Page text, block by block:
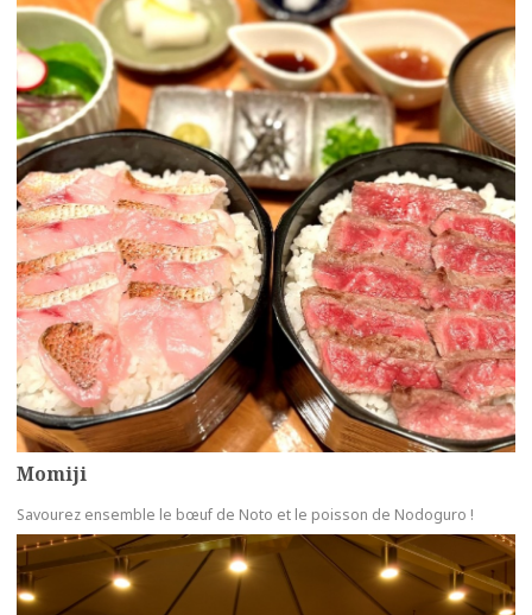
Momiji
Savourez ensemble le bœuf de Noto et le poisson de Nodoguro !
more